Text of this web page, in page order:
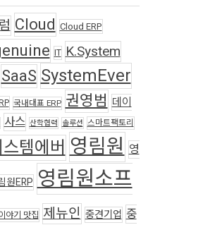
Cloud Cloud ERP
IT K.System
SaaS SystemEver
국내대표 ERP 권영범 데이
사스 산학협력 솔루션 스마트팩토리
템에버영림원 영
원ERP 영림원소프
야기 맛집 제뉴인 중견기업 중